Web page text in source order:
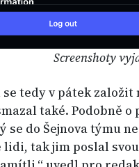
Screenshoty
se tedy v pátek
také. Podobně
se do Šejnova týmu
tak jim poslal